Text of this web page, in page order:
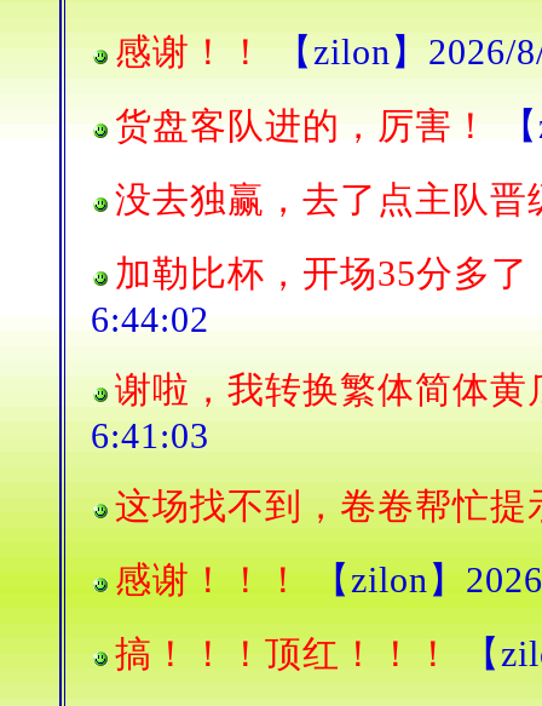
感谢！！
【zilon】2026/
货盘客队进的，厉害！
没去独赢，去了点主队晋
加勒比杯，开场35分多
6:44:02
谢啦，我转换繁体简体黄
6:41:03
这场找不到，卷卷帮忙提
感谢！！！
【zilon】
搞！！！顶红！！！
【